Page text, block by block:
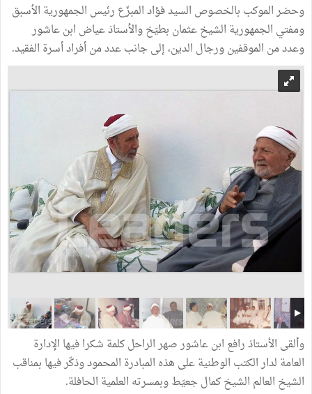
وحضر الموكب بالخصوص السيد فؤاد المبزّع رئيس الجمهورية الأسبق
ومفتي الجمهورية الشيخ عثمان بطيّخ والأستاذ عياض ابن عاشور
وعدد من الموقفين ورجال الدين، إلى جانب عدد من أفراد أسرة الفقيد.
وألقى الأستاذ رافع ابن عاشور صهر الراحل كلمة شكرا فيها الإدارة
العامة لدار الكتب الوطنية على هذه المبادرة المحمود وذكّر فيها بمناقب
الشيخ العالم الشيخ كمال جعيّط وبمسرته العلمية الحافلة.